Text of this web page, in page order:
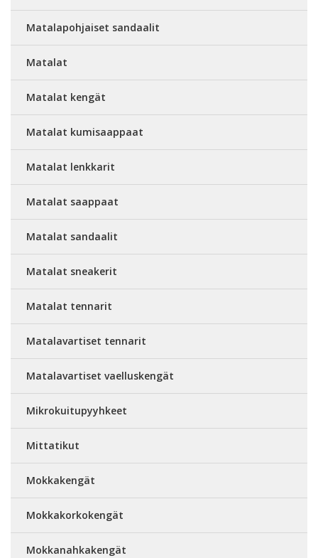
Matalapohjaiset sandaalit
Matalat
Matalat kengät
Matalat kumisaappaat
Matalat lenkkarit
Matalat saappaat
Matalat sandaalit
Matalat sneakerit
Matalat tennarit
Matalavartiset tennarit
Matalavartiset vaelluskengät
Mikrokuitupyyhkeet
Mittatikut
Mokkakengät
Mokkakorkokengät
Mokkanahkakengät